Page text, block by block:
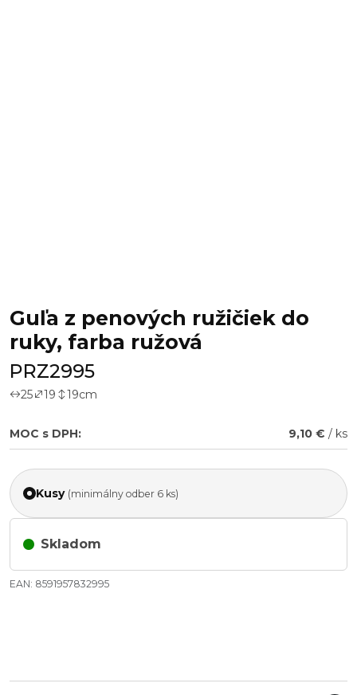
Guľa z penových ružičiek do
ruky, farba ružová
PRZ2995
25 19 19cm
MOC s DPH: 9,10 € / ks
Kusy (minimálny odber 6 ks)
Skladom
EAN: 8591957832995